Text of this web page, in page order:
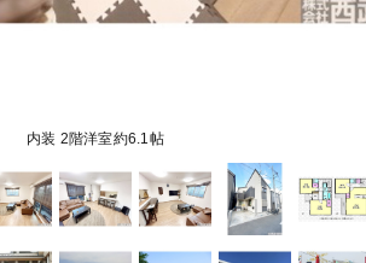
内装 2階洋室約6.1帖